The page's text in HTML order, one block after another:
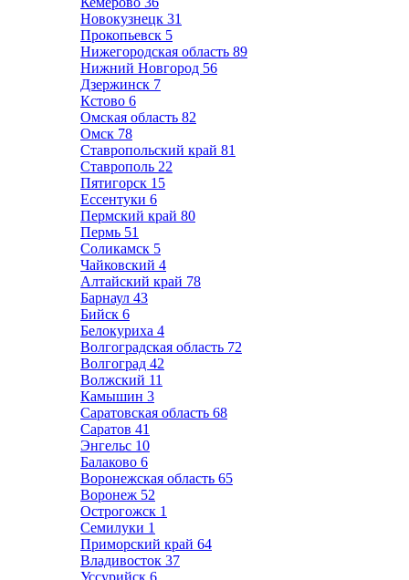
Новокузнецк 31
Прокопьевск 5
Нижегородская область 89
Нижний Новгород 56
Дзержинск 7
Кстово 6
Омская область 82
Омск 78
Ставропольский край 81
Ставрополь 22
Пятигорск 15
Ессентуки 6
Пермский край 80
Пермь 51
Соликамск 5
Чайковский 4
Алтайский край 78
Барнаул 43
Бийск 6
Белокуриха 4
Волгоградская область 72
Волгоград 42
Волжский 11
Камышин 3
Саратовская область 68
Саратов 41
Энгельс 10
Балаково 6
Воронежская область 65
Воронеж 52
Острогожск 1
Семилуки 1
Приморский край 64
Владивосток 37
Уссурийск 6